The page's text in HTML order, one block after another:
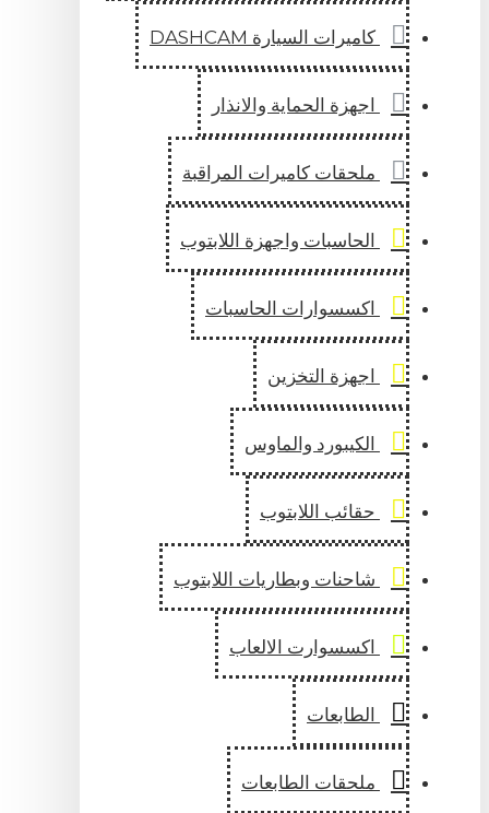
كاميرات السيارة DASHCAM
اجهزة الحماية والانذار
ملحقات كاميرات المراقبة
الحاسبات واجهزة اللابتوب
اكسسوارات الحاسبات
اجهزة التخزين
الكيبورد والماوس
حقائب اللابتوب
شاحنات وبطاريات اللابتوب
اكسسوارت الالعاب
الطابعات
ملحقات الطابعات